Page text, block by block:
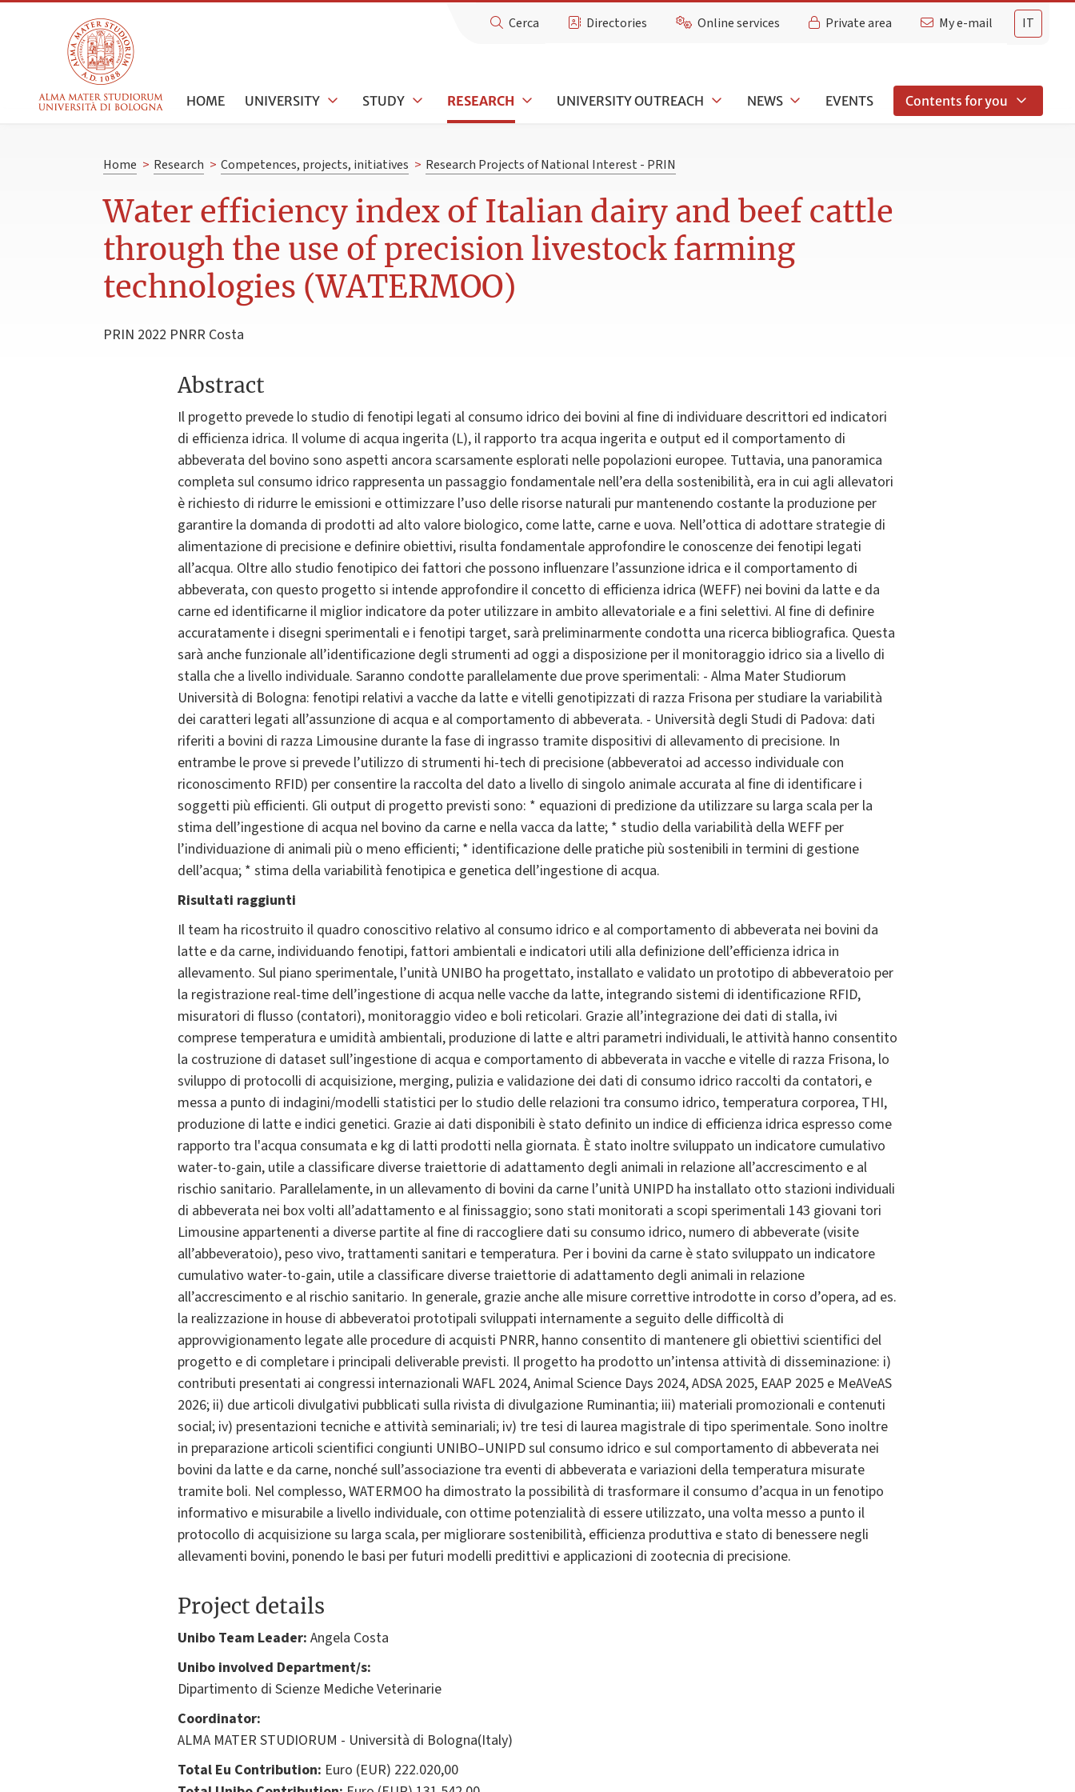
IT
Cerca Directories Online services Private area My e-mail
HOME UNIVERSITY STUDY RESEARCH UNIVERSITY OUTREACH NEWS EVENTS Contents for you
Home > Research > Competences, projects, initiatives > Research Projects of National Interest - PRIN
Water efficiency index of Italian dairy and beef cattle
through the use of precision livestock farming
technologies (WATERMOO)
PRIN 2022 PNRR Costa
Abstract
Il progetto prevede lo studio di fenotipi legati al consumo idrico dei bovini al fine di individuare descrittori ed indicatori
di efficienza idrica. Il volume di acqua ingerita (L), il rapporto tra acqua ingerita e output ed il comportamento di
abbeverata del bovino sono aspetti ancora scarsamente esplorati nelle popolazioni europee. Tuttavia, una panoramica
completa sul consumo idrico rappresenta un passaggio fondamentale nell’era della sostenibilità, era in cui agli allevatori
è richiesto di ridurre le emissioni e ottimizzare l’uso delle risorse naturali pur mantenendo costante la produzione per
garantire la domanda di prodotti ad alto valore biologico, come latte, carne e uova. Nell’ottica di adottare strategie di
alimentazione di precisione e definire obiettivi, risulta fondamentale approfondire le conoscenze dei fenotipi legati
all’acqua. Oltre allo studio fenotipico dei fattori che possono influenzare l’assunzione idrica e il comportamento di
abbeverata, con questo progetto si intende approfondire il concetto di efficienza idrica (WEFF) nei bovini da latte e da
carne ed identificarne il miglior indicatore da poter utilizzare in ambito allevatoriale e a fini selettivi. Al fine di definire
accuratamente i disegni sperimentali e i fenotipi target, sarà preliminarmente condotta una ricerca bibliografica. Questa
sarà anche funzionale all’identificazione degli strumenti ad oggi a disposizione per il monitoraggio idrico sia a livello di
stalla che a livello individuale. Saranno condotte parallelamente due prove sperimentali: - Alma Mater Studiorum
Università di Bologna: fenotipi relativi a vacche da latte e vitelli genotipizzati di razza Frisona per studiare la variabilità
dei caratteri legati all’assunzione di acqua e al comportamento di abbeverata. - Università degli Studi di Padova: dati
riferiti a bovini di razza Limousine durante la fase di ingrasso tramite dispositivi di allevamento di precisione. In
entrambe le prove si prevede l’utilizzo di strumenti hi-tech di precisione (abbeveratoi ad accesso individuale con
riconoscimento RFID) per consentire la raccolta del dato a livello di singolo animale accurata al fine di identificare i
soggetti più efficienti. Gli output di progetto previsti sono: * equazioni di predizione da utilizzare su larga scala per la
stima dell’ingestione di acqua nel bovino da carne e nella vacca da latte; * studio della variabilità della WEFF per
l’individuazione di animali più o meno efficienti; * identificazione delle pratiche più sostenibili in termini di gestione
dell’acqua; * stima della variabilità fenotipica e genetica dell’ingestione di acqua.
Risultati raggiunti
Il team ha ricostruito il quadro conoscitivo relativo al consumo idrico e al comportamento di abbeverata nei bovini da
latte e da carne, individuando fenotipi, fattori ambientali e indicatori utili alla definizione dell’efficienza idrica in
allevamento. Sul piano sperimentale, l’unità UNIBO ha progettato, installato e validato un prototipo di abbeveratoio per
la registrazione real-time dell’ingestione di acqua nelle vacche da latte, integrando sistemi di identificazione RFID,
misuratori di flusso (contatori), monitoraggio video e boli reticolari. Grazie all’integrazione dei dati di stalla, ivi
comprese temperatura e umidità ambientali, produzione di latte e altri parametri individuali, le attività hanno consentito
la costruzione di dataset sull’ingestione di acqua e comportamento di abbeverata in vacche e vitelle di razza Frisona, lo
sviluppo di protocolli di acquisizione, merging, pulizia e validazione dei dati di consumo idrico raccolti da contatori, e
messa a punto di indagini/modelli statistici per lo studio delle relazioni tra consumo idrico, temperatura corporea, THI,
produzione di latte e indici genetici. Grazie ai dati disponibili è stato definito un indice di efficienza idrica espresso come
rapporto tra l'acqua consumata e kg di latti prodotti nella giornata. È stato inoltre sviluppato un indicatore cumulativo
water-to-gain, utile a classificare diverse traiettorie di adattamento degli animali in relazione all’accrescimento e al
rischio sanitario. Parallelamente, in un allevamento di bovini da carne l’unità UNIPD ha installato otto stazioni individuali
di abbeverata nei box volti all’adattamento e al finissaggio; sono stati monitorati a scopi sperimentali 143 giovani tori
Limousine appartenenti a diverse partite al fine di raccogliere dati su consumo idrico, numero di abbeverate (visite
all’abbeveratoio), peso vivo, trattamenti sanitari e temperatura. Per i bovini da carne è stato sviluppato un indicatore
cumulativo water-to-gain, utile a classificare diverse traiettorie di adattamento degli animali in relazione
all’accrescimento e al rischio sanitario. In generale, grazie anche alle misure correttive introdotte in corso d’opera, ad es.
la realizzazione in house di abbeveratoi prototipali sviluppati internamente a seguito delle difficoltà di
approvvigionamento legate alle procedure di acquisti PNRR, hanno consentito di mantenere gli obiettivi scientifici del
progetto e di completare i principali deliverable previsti. Il progetto ha prodotto un’intensa attività di disseminazione: i)
contributi presentati ai congressi internazionali WAFL 2024, Animal Science Days 2024, ADSA 2025, EAAP 2025 e MeAVeAS
2026; ii) due articoli divulgativi pubblicati sulla rivista di divulgazione Ruminantia; iii) materiali promozionali e contenuti
social; iv) presentazioni tecniche e attività seminariali; iv) tre tesi di laurea magistrale di tipo sperimentale. Sono inoltre
in preparazione articoli scientifici congiunti UNIBO–UNIPD sul consumo idrico e sul comportamento di abbeverata nei
bovini da latte e da carne, nonché sull’associazione tra eventi di abbeverata e variazioni della temperatura misurate
tramite boli. Nel complesso, WATERMOO ha dimostrato la possibilità di trasformare il consumo d’acqua in un fenotipo
informativo e misurabile a livello individuale, con ottime potenzialità di essere utilizzato, una volta messo a punto il
protocollo di acquisizione su larga scala, per migliorare sostenibilità, efficienza produttiva e stato di benessere negli
allevamenti bovini, ponendo le basi per futuri modelli predittivi e applicazioni di zootecnia di precisione.
Project details
Unibo Team Leader: Angela Costa
Unibo involved Department/s:
Dipartimento di Scienze Mediche Veterinarie
Coordinator:
ALMA MATER STUDIORUM - Università di Bologna(Italy)
Total Eu Contribution: Euro (EUR) 222.020,00